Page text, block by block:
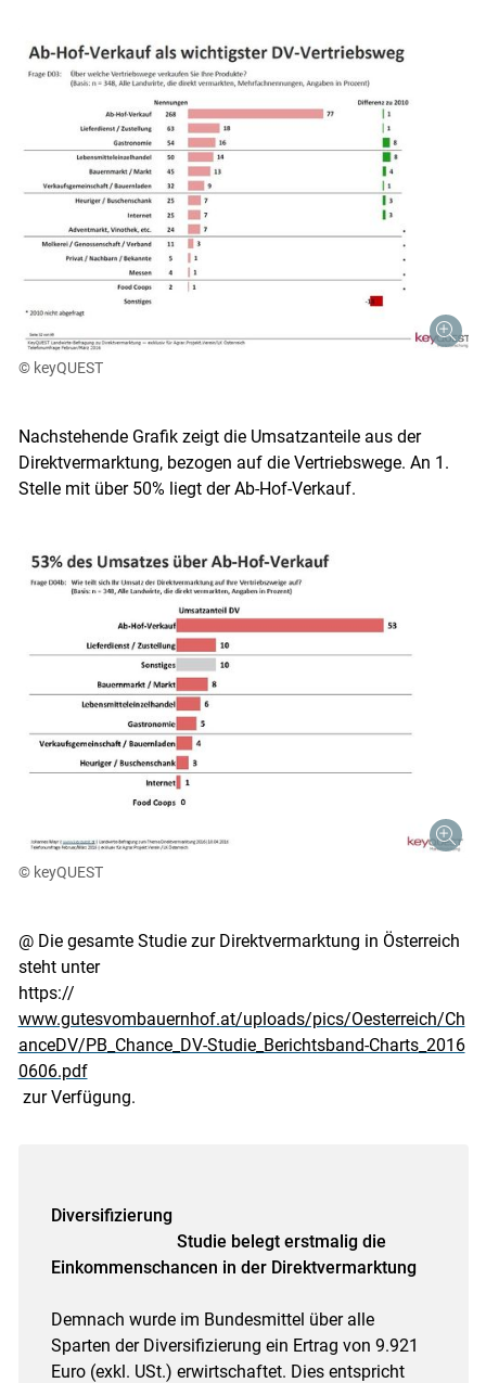
© keyQUEST
Nachstehende Grafik zeigt die Umsatzanteile aus der
Direktvermarktung, bezogen auf die Vertriebswege. An 1.
Stelle mit über 50% liegt der Ab-Hof-Verkauf.
© keyQUEST
@ Die gesamte Studie zur Direktvermarktung in Österreich
steht unter
https://
www.gutesvombauernhof.at/uploads/pics/Oesterreich/Ch
anceDV/PB_Chance_DV-Studie_Berichtsband-Charts_2016
0606.pdf
zur Verfügung.
Diversifizierung
Studie belegt erstmalig die
Einkommenschancen in der Direktvermarktung
Demnach wurde im Bundesmittel über alle
Sparten der Diversifizierung ein Ertrag von 9.921
Euro (exkl. USt.) erwirtschaftet. Dies entspricht